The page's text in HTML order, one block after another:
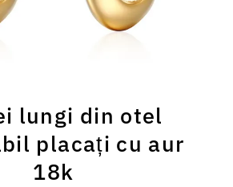
lungi din otel
placați cu aur
18k